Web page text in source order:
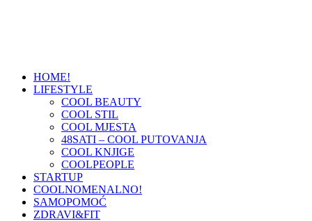
HOME!
LIFESTYLE
COOL BEAUTY
COOL STIL
COOL MJESTA
48SATI – COOL PUTOVANJA
COOL KNJIGE
COOLPEOPLE
STARTUP
COOLNOMENALNO!
SAMOPOMOĆ
ZDRAVI&FIT